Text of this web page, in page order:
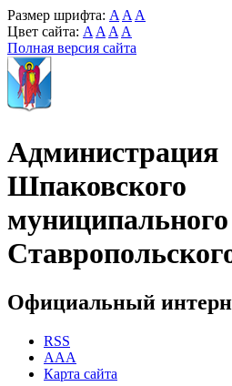
Размер шрифта: A A A
Цвет сайта: A A A A
Полная версия сайта
Администрация
Шпаковского
Официальный
RSS
AAA
Карта сайта